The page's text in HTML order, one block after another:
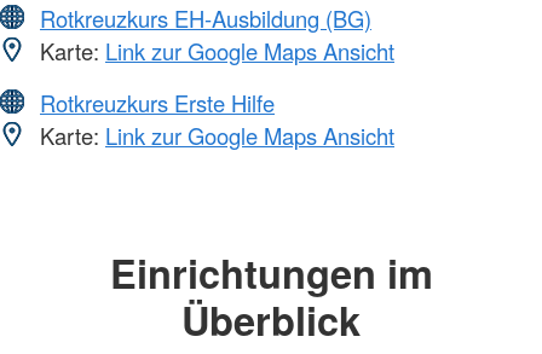
Rotkreuzkurs EH-Ausbildung (BG)
Karte: Link zur Google Maps Ansicht
Rotkreuzkurs Erste Hilfe
Karte: Link zur Google Maps Ansicht
Einrichtungen im
Überblick